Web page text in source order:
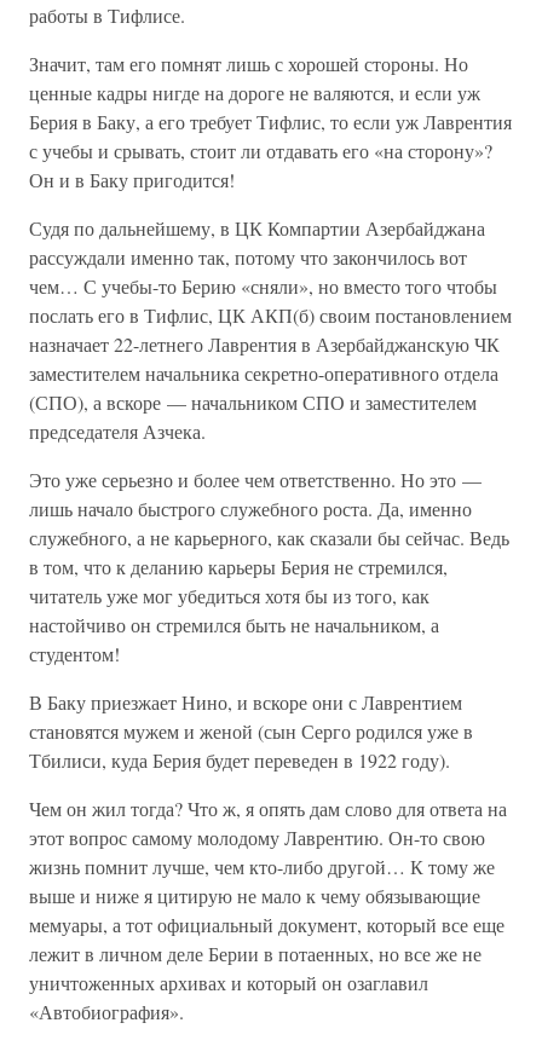
работы в Тифлисе.
Значит, там его помнят лишь с хорошей стороны. Но
ценные кадры нигде на дороге не валяются, и если уж
Берия в Баку, а его требует Тифлис, то если уж Лаврентия
с учебы и срывать, стоит ли отдавать его «на сторону»?
Он и в Баку пригодится!
Судя по дальнейшему, в ЦК Компартии Азербайджана
рассуждали именно так, потому что закончилось вот
чем… С учебы-то Берию «сняли», но вместо того чтобы
послать его в Тифлис, ЦК АКП(б) своим постановлением
назначает 22-летнего Лаврентия в Азербайджанскую ЧК
заместителем начальника секретно-оперативного отдела
(СПО), а вскоре — начальником СПО и заместителем
председателя Азчека.
Это уже серьезно и более чем ответственно. Но это —
лишь начало быстрого служебного роста. Да, именно
служебного, а не карьерного, как сказали бы сейчас. Ведь
в том, что к деланию карьеры Берия не стремился,
читатель уже мог убедиться хотя бы из того, как
настойчиво он стремился быть не начальником, а
студентом!
В Баку приезжает Нино, и вскоре они с Лаврентием
становятся мужем и женой (сын Серго родился уже в
Тбилиси, куда Берия будет переведен в 1922 году).
Чем он жил тогда? Что ж, я опять дам слово для ответа на
этот вопрос самому молодому Лаврентию. Он-то свою
жизнь помнит лучше, чем кто-либо другой… К тому же
выше и ниже я цитирую не мало к чему обязывающие
мемуары, а тот официальный документ, который все еще
лежит в личном деле Берии в потаенных, но все же не
уничтоженных архивах и который он озаглавил
«Автобиография».